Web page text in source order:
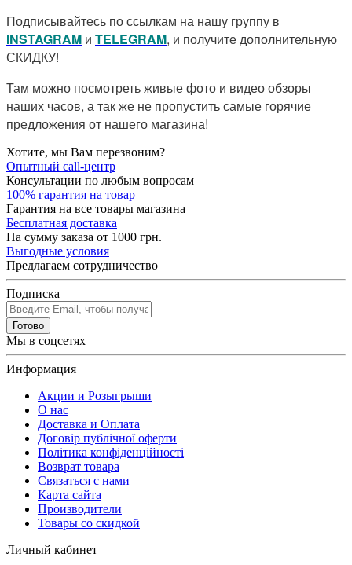
Подписывайтесь по ссылкам на нашу группу в
INSTAGRAM и TELEGRAM, и получите дополнительную
СКИДКУ!
Там можно посмотреть живые фото и видео обзоры
наших часов, а так же не пропустить самые горячие
предложения от нашего магазина!
Хотите, мы Вам перезвоним?
Опытный call-центр
Консультации по любым вопросам
100% гарантия на товар
Гарантия на все товары магазина
Бесплатная доставка
На сумму заказа от 1000 грн.
Выгодные условия
Предлагаем сотрудничество
Подписка
Готово
Мы в соцсетях
Информация
Акции и Розыгрыши
О нас
Доставка и Оплата
Договір публічної оферти
Політика конфіденційності
Возврат товара
Связаться с нами
Карта сайта
Производители
Товары со скидкой
Личный кабинет